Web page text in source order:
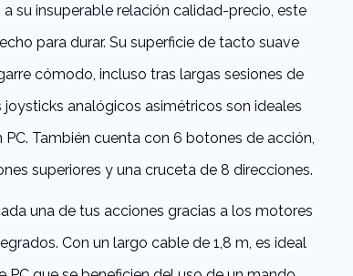
su insuperable relación calidad-precio, este
para durar. Su superficie de tacto suave
cómodo, incluso tras largas sesiones de
joysticks analógicos asimétricos son ideales
PC. También cuenta con 6 botones de acción,
superiores y una cruceta de 8 direcciones.
una de tus acciones gracias a los motores
Con un largo cable de 1,8 m, es ideal